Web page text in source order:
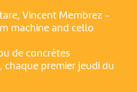
Vincent Membrez -
machine and cello
de concrètes
premier jeudi du